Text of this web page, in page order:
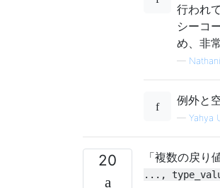
行われ
シーコ
め、非
—
例外と
— Yahya
20 「複数の戻り
...,